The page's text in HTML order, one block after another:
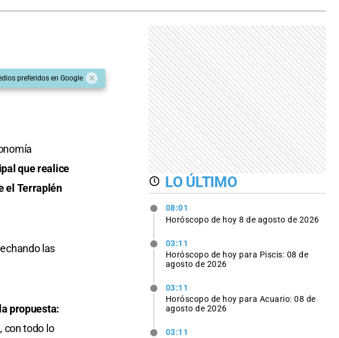
preferidos en Google
que realice
el Terraplén
las
propuesta:
con todo lo
LO ÚLTIMO
08:01
Horóscopo de hoy 8 de agosto de 2026
03:11
Horóscopo de hoy para Piscis: 08 de
agosto de 2026
03:11
Horóscopo de hoy para Acuario: 08 de
agosto de 2026
03:11